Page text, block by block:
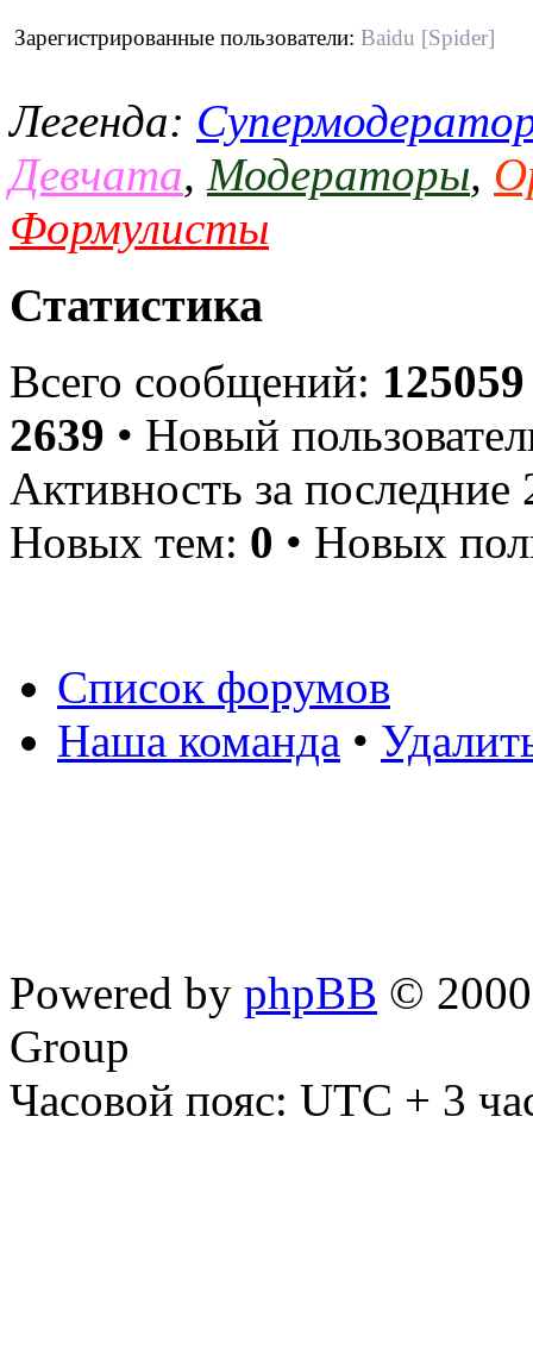
Зарегистрированные пользователи: Baidu [Spider]
Легенда:
Девчата, Модераторы,
Формулисты
Статистика
Всего сообщений: 125059
2639 • Новый
Активность за
Новых тем: 0 • Новых
Список форумов
Наша команда •
Powered by phpBB ©
Group
Часовой пояс: UTC + 3